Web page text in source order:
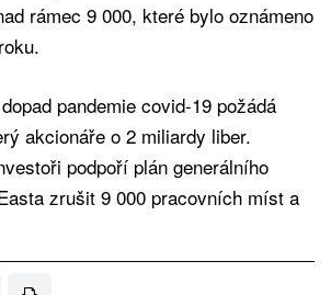
rámec 9 000, které bylo oznámeno
pandemie covid-19 požádá
akcionáře o 2 miliardy liber.
podpoří plán generálního
zrušit 9 000 pracovních míst a